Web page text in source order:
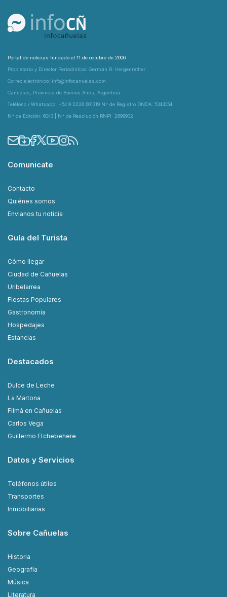
Portal de noticias fundado el 11 de octubre de 2006
Propietario y Director Periodístico: Germán R. Hergenrether
Correo electrónico: info@infocanuelas.com
Cañuelas, Provincia de Buenos Aires, Argentina
Teléfono / Whatsapp: +54 9 2226 601319 N° de Registro DNDA: 5343054
N° de Edición: 6043 | N° de Resolución RNPI: 2699932
Comunicate
Contacto
Quiénes somos
Envianos tu noticia
Guía del Turista
Cómo llegar
Ciudad de Cañuelas
Uribelarrea
Fiestas Populares
Gastronomía
Hospedajes
Estancias
Destacados
Dulce de Leche
La Martona
Filmá en Cañuelas
Carlos Vega
Guillermo Etchebehere
Datos y Servicios
Teléfonos útiles
Transportes
Inmobiliarias
Sobre Cañuelas
Historia
Geografía
Música
Literatura